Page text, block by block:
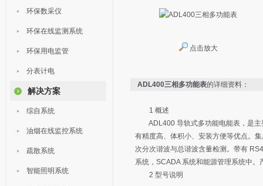
环保数采仪
环保在线监测系统
环保用电监管
分表计电
解决方案
综自系统
油烟在线监控系统
疏散系统
智能照明系统
点击放大
ADL400三相多功能表的详细资料：
1 概述
ADL400 导轨式多功能电能表，是主
有精度高、体积小、安装方便等优点。
次分次谐波与总谐波含量检测。带有
系统，SCADA 系统和能源管理系统中
2 型号说明